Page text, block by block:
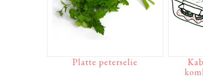
Platte peterselie